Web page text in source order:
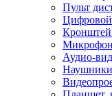
Пульт
Цифровой
Микрофон
Аудио-
Наушники